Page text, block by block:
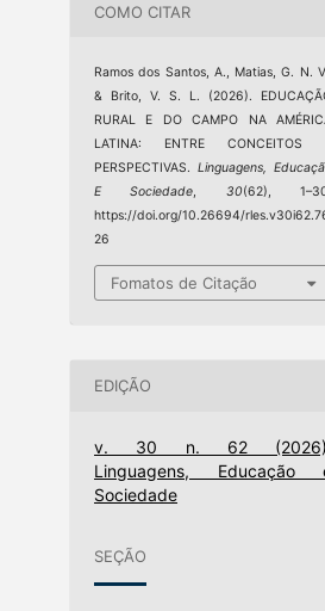
COMO CITAR
Ramos dos Santos, A., Matias, G. N.
& Brito, V. S. L. (2026).
RURAL E DO CAMPO NA
LATINA: ENTRE CONCEITOS
PERSPECTIVAS. Linguagens,
E Sociedade, 30(62),
https://doi.org/10.26694/
26
Fomatos de Citação
EDIÇÃO
v. 30 n. 62
Linguagens, Educação
Sociedade
SEÇÃO